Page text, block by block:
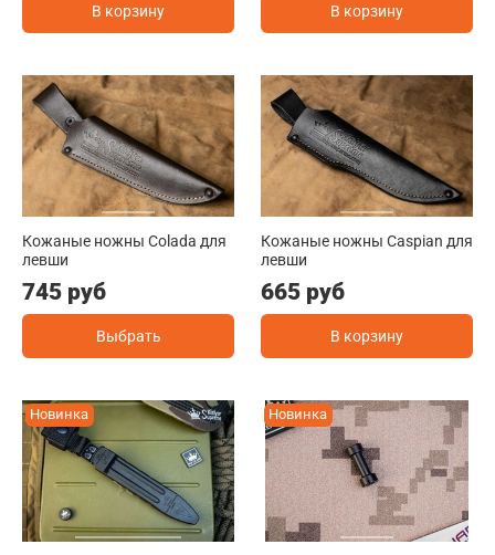
В корзину В корзину
Кожаные ножны Colada для
левши
745 руб
Выбрать
Кожаные ножны Caspian для
левши
665 руб
В корзину
Новинка Новинка